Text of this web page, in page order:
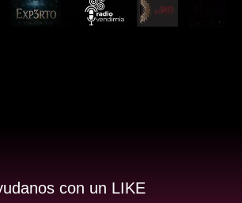
con un LIKE